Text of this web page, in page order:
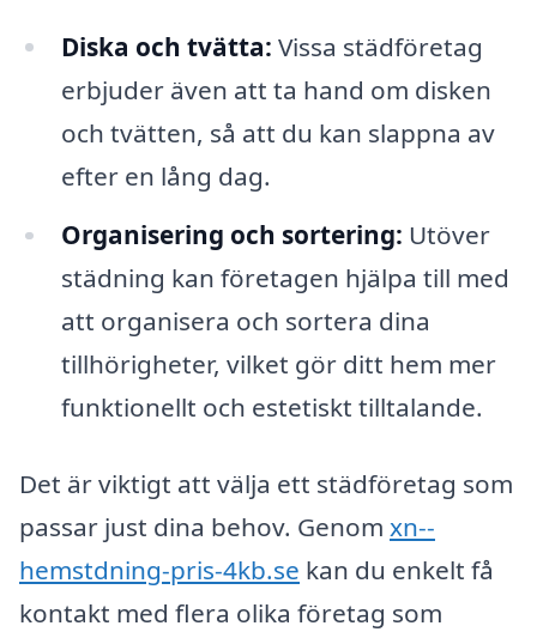
Diska och tvätta: Vissa städföretag
erbjuder även att ta hand om disken
och tvätten, så att du kan slappna av
efter en lång dag.
Organisering och sortering: Utöver
städning kan företagen hjälpa till med
att organisera och sortera dina
tillhörigheter, vilket gör ditt hem mer
funktionellt och estetiskt tilltalande.
Det är viktigt att välja ett städföretag som
passar just dina behov. Genom xn--
hemstdning-pris-4kb.se kan du enkelt få
kontakt med flera olika företag som